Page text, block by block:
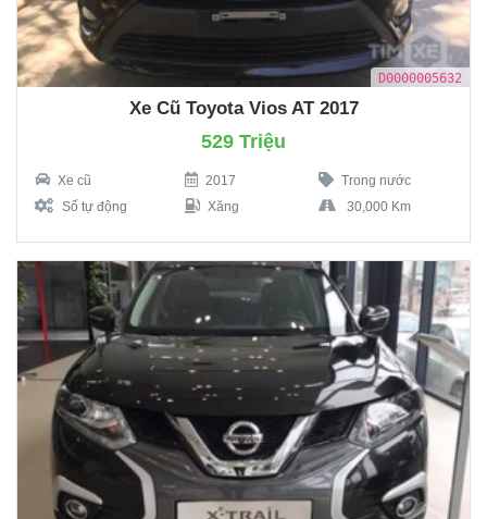
D0000005632
Xe Cũ Toyota Vios AT 2017
529 Triệu
Xe cũ 2017
Trong nước
Số tự động
Xăng 30,000 Km